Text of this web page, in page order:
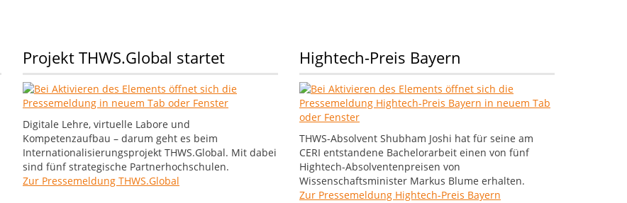
Projekt THWS.Global startet
Digitale Lehre, virtuelle Labore und
Kompetenzaufbau – darum geht es beim
Internationalisierungsprojekt THWS.Global. Mit dabei
sind fünf strategische Partnerhochschulen.
Zur Pressemeldung THWS.Global
Hightech-Preis Bayern
THWS-Absolvent Shubham Joshi hat für seine am
CERI entstandene Bachelorarbeit einen von fünf
Hightech-Absolventenpreisen von
Wissenschaftsminister Markus Blume erhalten.
Zur Pressemeldung Hightech-Preis Bayern